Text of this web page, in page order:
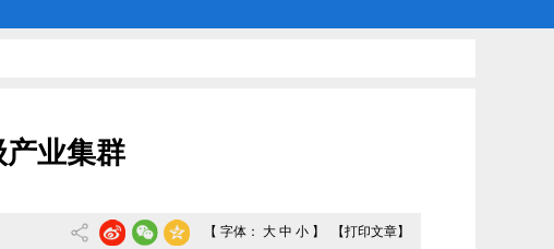
产业集群
【 字体： 大 中 小 】 【打印文章】